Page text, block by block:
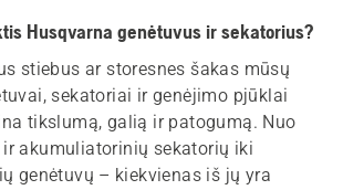
Husqvarna genėtuvus ir sekatorius?
stiebus ar storesnes šakas mūsų
sekatoriai ir genėjimo pjūklai
tikslumą, galią ir patogumą. Nuo
ir akumuliatorinių sekatorių iki
genėtuvų – kiekvienas iš jų yra